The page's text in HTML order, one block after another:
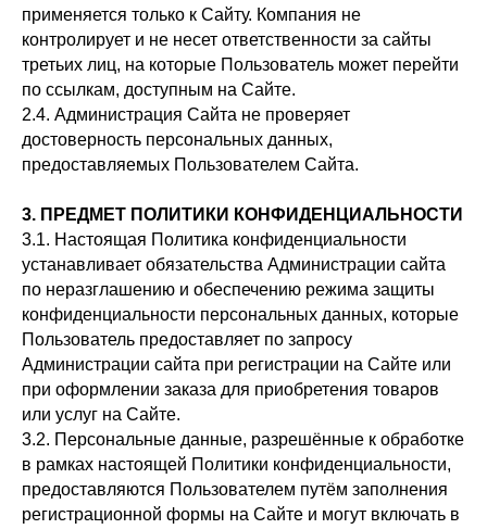
применяется только к Сайту. Компания не
контролирует и не несет ответственности за сайты
третьих лиц, на которые Пользователь может перейти
по ссылкам, доступным на Сайте.
2.4. Администрация Сайта не проверяет
достоверность персональных данных,
предоставляемых Пользователем Сайта.
3. ПРЕДМЕТ ПОЛИТИКИ КОНФИДЕНЦИАЛЬНОСТИ
3.1. Настоящая Политика конфиденциальности
устанавливает обязательства Администрации сайта
по неразглашению и обеспечению режима защиты
конфиденциальности персональных данных, которые
Пользователь предоставляет по запросу
Администрации сайта при регистрации на Сайте или
при оформлении заказа для приобретения товаров
или услуг на Сайте.
3.2. Персональные данные, разрешённые к обработке
в рамках настоящей Политики конфиденциальности,
предоставляются Пользователем путём заполнения
регистрационной формы на Сайте и могут включать в